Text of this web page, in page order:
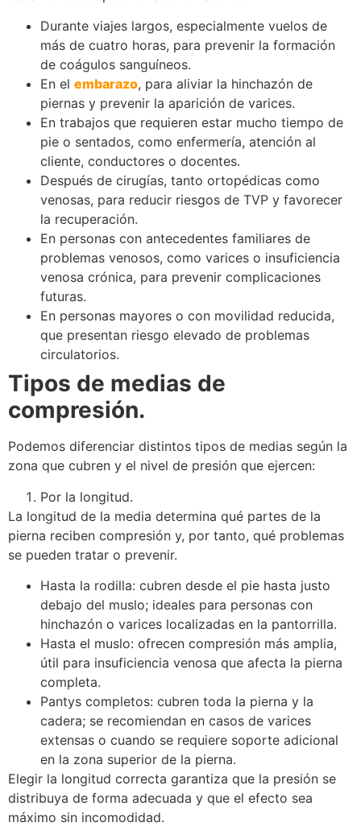
Durante viajes largos, especialmente vuelos de
más de cuatro horas, para prevenir la formación
de coágulos sanguíneos.
En el embarazo, para aliviar la hinchazón de
piernas y prevenir la aparición de varices.
En trabajos que requieren estar mucho tiempo de
pie o sentados, como enfermería, atención al
cliente, conductores o docentes.
Después de cirugías, tanto ortopédicas como
venosas, para reducir riesgos de TVP y favorecer
la recuperación.
En personas con antecedentes familiares de
problemas venosos, como varices o insuficiencia
venosa crónica, para prevenir complicaciones
futuras.
En personas mayores o con movilidad reducida,
que presentan riesgo elevado de problemas
circulatorios.
Tipos de medias de
compresión.
Podemos diferenciar distintos tipos de medias según la
zona que cubren y el nivel de presión que ejercen:
Por la longitud.
La longitud de la media determina qué partes de la
pierna reciben compresión y, por tanto, qué problemas
se pueden tratar o prevenir.
Hasta la rodilla: cubren desde el pie hasta justo
debajo del muslo; ideales para personas con
hinchazón o varices localizadas en la pantorrilla.
Hasta el muslo: ofrecen compresión más amplia,
útil para insuficiencia venosa que afecta la pierna
completa.
Pantys completos: cubren toda la pierna y la
cadera; se recomiendan en casos de varices
extensas o cuando se requiere soporte adicional
en la zona superior de la pierna.
Elegir la longitud correcta garantiza que la presión se
distribuya de forma adecuada y que el efecto sea
máximo sin incomodidad.